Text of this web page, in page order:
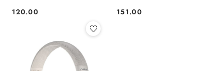
Cena:
120.00 Cena:
151.00